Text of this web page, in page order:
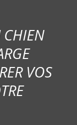
CHIEN
VOS